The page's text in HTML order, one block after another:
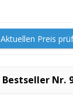
Aktuellen Preis